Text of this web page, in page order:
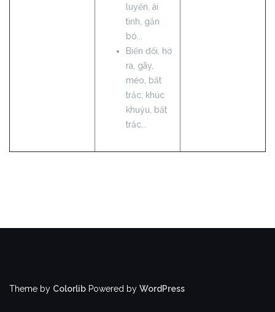
luyến, ái
tình, gắn
bó...
Biến đổi, hở
ra, gãy,
méo, bất
trắc, khúc
khuỷu, bất
trắc...
Theme by Colorlib Powered by WordPress